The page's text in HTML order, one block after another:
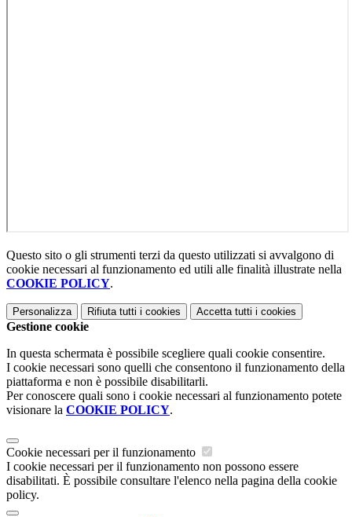
Questo sito o gli strumenti terzi da questo utilizzati si avvalgono di
cookie necessari al funzionamento ed utili alle finalità illustrate nella
COOKIE POLICY.
Personalizza Rifiuta tutti i cookies Accetta tutti i cookies
Gestione cookie
In questa schermata è possibile scegliere quali cookie consentire.
I cookie necessari sono quelli che consentono il funzionamento della
piattaforma e non è possibile disabilitarli.
Per conoscere quali sono i cookie necessari al funzionamento potete
visionare la COOKIE POLICY.
Cookie necessari per il funzionamento
I cookie necessari per il funzionamento non possono essere
disabilitati. È possibile consultare l'elenco nella pagina della cookie
policy.